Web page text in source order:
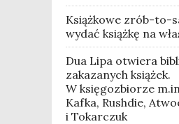
Książkowe zrób-to-
wydać książkę na
Dua Lipa otwiera
zakazanych książek.
W księgozbiorze
Kafka, Rushdie,
i Tokarczuk